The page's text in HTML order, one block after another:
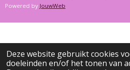
Deze website gebruikt cookies
doeleinden en/of het tonen van
B
A
A
M
Powered by JouwWeb